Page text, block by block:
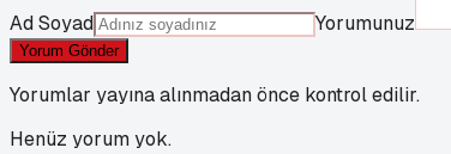
Ad Soyad Yorumunuz
Yorum Gönder
Yorumlar yayına alınmadan önce kontrol edilir.
Henüz yorum yok.